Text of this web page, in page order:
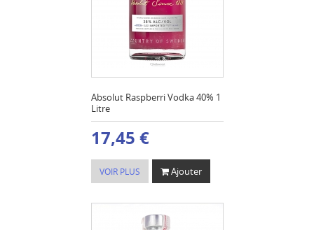
Absolut Raspberri Vodka 40% 1
Litre
17,45 €
VOIR PLUS Ajouter